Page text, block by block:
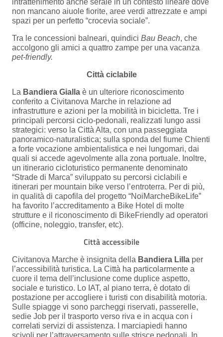
intrattenimento anche serale in un contesto lineare dove
non mancano aiuole fiorite, aree verdi attrezzate e ampi
spazi per un perfetto “crocevia sociale”.
Tra le concessioni balneari, quindici Bau Beach, che
accolgono gli amici a quattro zampe per una vacanza
pet-friendly.
Città ciclabile
La Bandiera Gialla è un ulteriore riconoscimento
conferito a Civitanova Marche in relazione ad
infrastrutture e azioni per la mobilità in bicicletta. Tre i
principali percorsi ciclo-pedonali, realizzati lungo assi
strategici: verso la Città Alta, con una passeggiata
panoramico-naturalistica; sulla sponda del fiume Chienti
a forte vocazione ambientalistica e nei lungomari, dai
quali si accede agevolmente alla zona portuale. Inoltre,
un itinerario cicloturistico permanente denominato
“Strade di Marca” sviluppato su percorsi ciclabili e
itinerari per mountain bike verso l’entroterra. Per di più,
in qualità di capofila del progetto “NoiMarcheBikeLife”
ha favorito l’accreditamento a Bike Hotel di molte
strutture e il riconoscimento di BikeFriendly ad operatori
(officine, noleggio, transfer, etc).
Città accessibile
Civitanova Marche è insignita della Bandiera Lilla per
l’accessibilità turistica. La Città ha particolarmente a
cuore il tema dell’inclusione come duplice aspetto,
sociale e turistico. Lo IAT, al piano terra, è dotato di
postazione per accogliere i turisti con disabilità motoria.
Sulle spiagge vi sono parcheggi riservati, passerelle,
sedie Job per il trasporto verso riva e in acqua con i
correlati servizi di assistenza. I marciapiedi hanno
scivoli per l’attraversamento sulle strisce pedonali. In